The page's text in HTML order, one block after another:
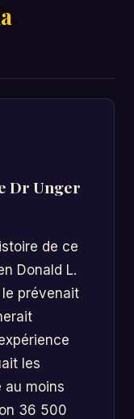
Dr Unger
de ce
Donald L.
prévenait
les
au moins
36 500